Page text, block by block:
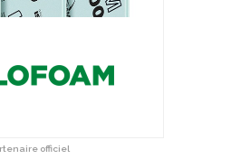
officiel